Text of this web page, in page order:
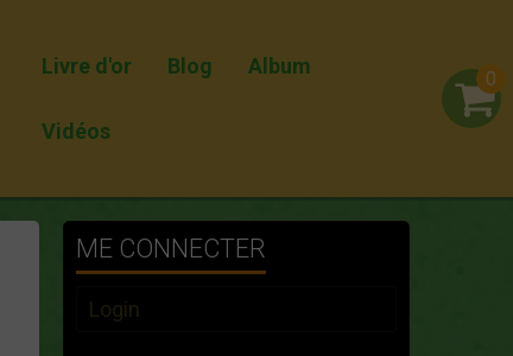
Livre d'or Blog Album
Vidéos
0
ME CONNECTER